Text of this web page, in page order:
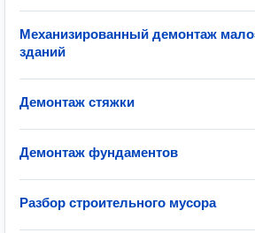
Механизированный демонтаж
зданий
Демонтаж стяжки
Демонтаж фундаментов
Разбор строительного мусора